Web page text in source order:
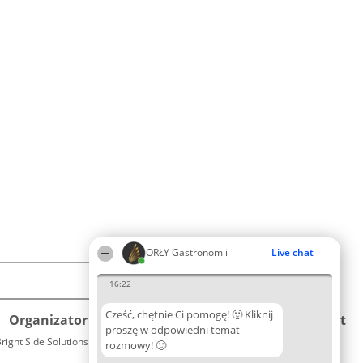
ORŁY Gastronomii Live chat
16:22
Cześć, chętnie Ci pomogę! 🙂 Kliknij
proszę w odpowiedni temat
rozmowy! 🙂
Organizator plebiscytu
Side Solutions sp. z o. o. sp. k.
ul. Ruska 22
Plebiscyt
Lista
Kontakt